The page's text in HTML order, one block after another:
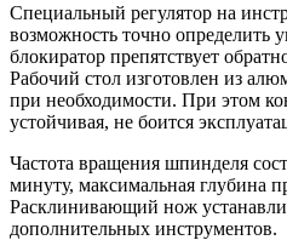
Специальный регулятор на
возможность точно определить
блокиратор препятствует
Рабочий стол изготовлен из
при необходимости. При этом
устойчивая, не боится
Частота вращения шпинделя
минуту, максимальная глубина
Расклинивающий нож
дополнительных инструментов.